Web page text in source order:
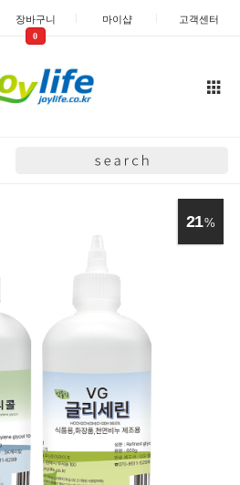
장바구니
0
마이샵 고객센터
21